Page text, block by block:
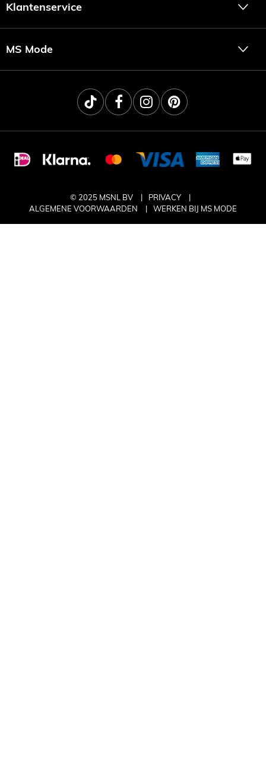
Klantenservice
MS Mode
© 2025 MSNL BV
PRIVACY
ALGEMENE VOORWAARDEN
WERKEN BIJ MS MODE